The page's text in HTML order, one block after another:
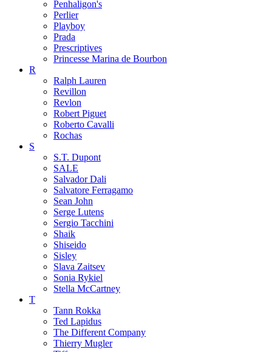
Penhaligon's
Perlier
Playboy
Prada
Prescriptives
Princesse Marina de Bourbon
R
Ralph Lauren
Revillon
Revlon
Robert Piguet
Roberto Cavalli
Rochas
S
S.T. Dupont
SALE
Salvador Dali
Salvatore Ferragamo
Sean John
Serge Lutens
Sergio Tacchini
Shaik
Shiseido
Sisley
Slava Zaitsev
Sonia Rykiel
Stella McCartney
T
Tann Rokka
Ted Lapidus
The Different Company
Thierry Mugler